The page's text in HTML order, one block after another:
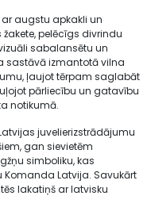
augstu apkakli un
pelēcīgs divrindu
sabalansētu un
sastāvā izmantotā vilna
ļaujot tērpam saglabāt
pārliecību un gatavību
notikumā.
juvelierizstrādājumu
gan sievietēm
simboliku, kas
Latvija. Savukārt
lakatiņš ar latvisku